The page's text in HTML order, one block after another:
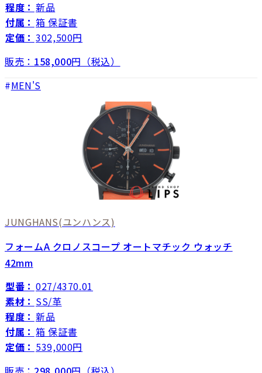
程度： 新品
付属： 箱 保証書
定価： 302,500円
販売： 158,000円（税込）
MEN'S
JUNGHANS(ユンハンス)
フォームA クロノスコープ オートマチック ウォッチ
42mm
型番： 027/4370.01
素材： SS/革
程度： 新品
付属： 箱 保証書
定価： 539,000円